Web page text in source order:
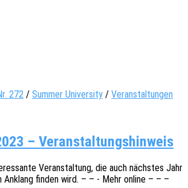
272 / Summer University / Veranstaltungen
– Veranstaltungshinweis
Veran­stal­tung, die auch nächs­tes Jahr
Anklang finden wird. – – - Mehr online – – –